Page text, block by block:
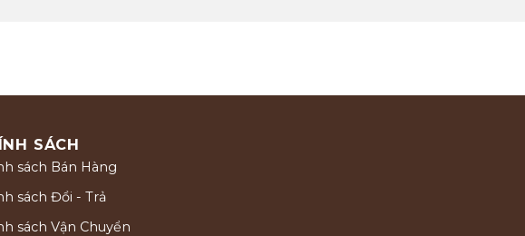
SÁCH
sách Bán Hàng
sách Đổi - Trả
sách Vận Chuyển